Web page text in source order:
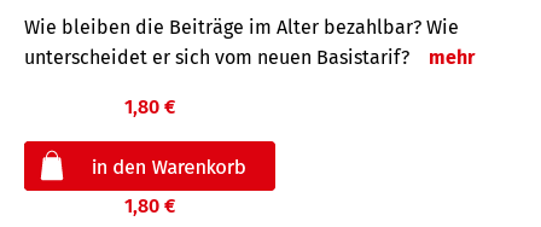
Wie bleiben die Beiträge im Alter bezahlbar? Wie
unterscheidet er sich vom neuen Basistarif?
mehr
1,80 €
1,80 €